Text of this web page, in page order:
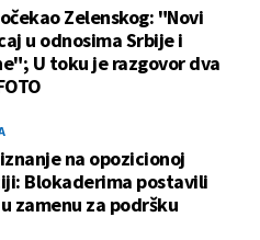
Zelenskog: "Novi
u odnosima Srbije i
U toku je razgovor dva
na opozicionoj
Blokaderima postavili
zamenu za podršku